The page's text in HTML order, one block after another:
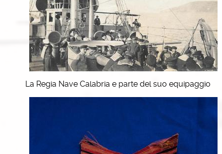
La Regia Nave Calabria e parte del suo equipaggio